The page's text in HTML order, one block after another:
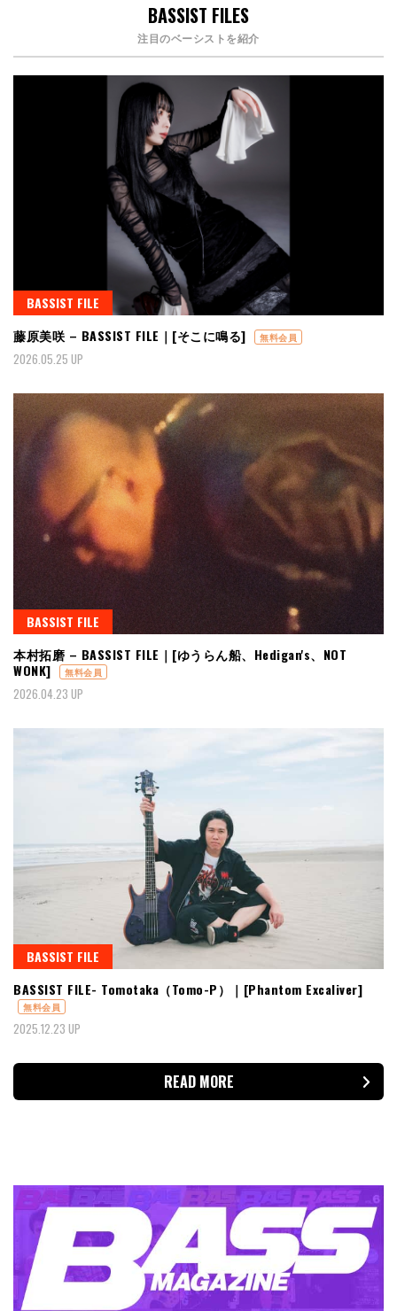
BASSIST FILES
注目のベーシストを紹介
BASSIST FILE
藤原美咲 – BASSIST FILE｜[そこに鳴る]
無料会員
2026.05.25 UP
BASSIST FILE
本村拓磨 – BASSIST FILE｜[ゆうらん船、Hedigan's、NOT
WONK]
無料会員
2026.04.23 UP
BASSIST FILE
BASSIST FILE- Tomotaka（Tomo-P）｜[Phantom Excaliver]
無料会員
2025.12.23 UP
READ MORE